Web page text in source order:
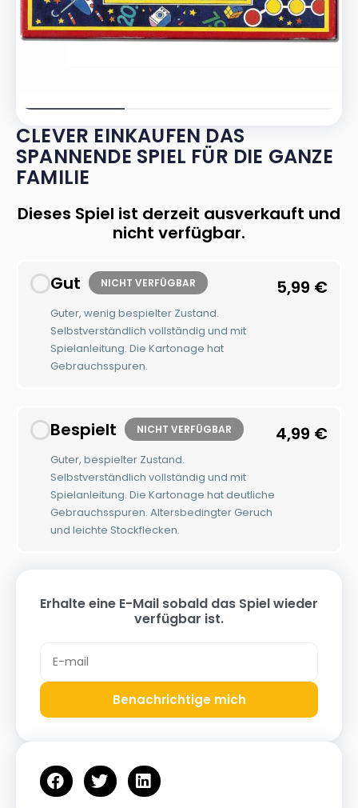
CLEVER EINKAUFEN DAS
SPANNENDE SPIEL FÜR DIE GANZE
FAMILIE
Dieses Spiel ist derzeit ausverkauft und
nicht verfügbar.
Gut NICHT VERFÜGBAR
Guter, wenig bespielter Zustand.
Selbstverständlich vollständig und mit
Spielanleitung. Die Kartonage hat
Gebrauchsspuren.
5,99 €
Bespielt NICHT VERFÜGBAR
Guter, bespielter Zustand.
Selbstverständlich vollständig und mit
Spielanleitung. Die Kartonage hat deutliche
Gebrauchsspuren. Altersbedingter Geruch
und leichte Stockflecken.
4,99 €
Erhalte eine E-Mail sobald das Spiel wieder
verfügbar ist.
Benachrichtige mich